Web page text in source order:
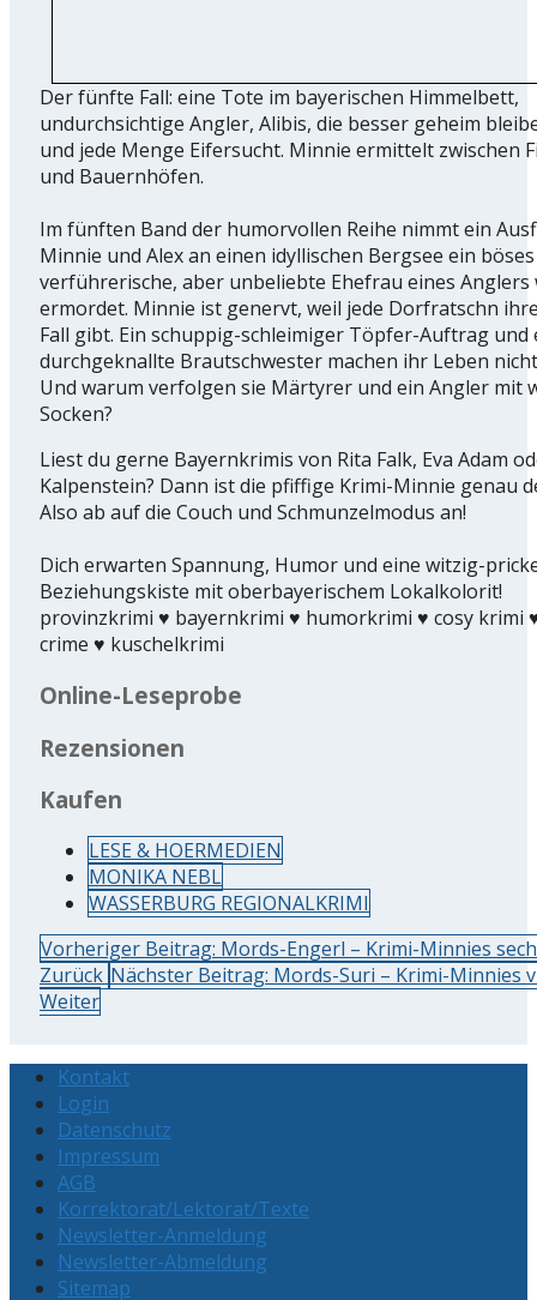
Der fünfte Fall: eine Tote im bayerischen Himmelbett,
undurchsichtige Angler, Alibis, die besser geheim
und jede Menge Eifersucht. Minnie ermittelt zwischen
und Bauernhöfen.
Im fünften Band der humorvollen Reihe nimmt ein
Minnie und Alex an einen idyllischen Bergsee ein böses
verführerische, aber unbeliebte Ehefrau eines Anglers
ermordet. Minnie ist genervt, weil jede Dorfratschn
Fall gibt. Ein schuppig-schleimiger Töpfer-Auftrag und
durchgeknallte Brautschwester machen ihr Leben
Und warum verfolgen sie Märtyrer und ein Angler mit
Socken?
Liest du gerne Bayernkrimis von Rita Falk, Eva Adam
Kalpenstein? Dann ist die pfiffige Krimi-Minnie genau
Also ab auf die Couch und Schmunzelmodus an!
Dich erwarten Spannung, Humor und eine witzig-
Beziehungskiste mit oberbayerischem Lokalkolorit!
provinzkrimi ♥️ bayernkrimi ♥️ humorkrimi ♥️ cosy krimi
crime ♥️ kuschelkrimi
Online-Leseprobe
Rezensionen
Kaufen
LESE & HOERMEDIEN
MONIKA NEBL
WASSERBURG REGIONALKRIMI
Vorheriger Beitrag: Mords-Engerl – Krimi-Minnies
Zurück Nächster Beitrag: Mords-Suri – Krimi-Minnies
Weiter
Kontakt
Login
Datenschutz
Impressum
AGB
Korrektorat/Lektorat/Texte
Newsletter-Anmeldung
Newsletter-Abmeldung
Sitemap